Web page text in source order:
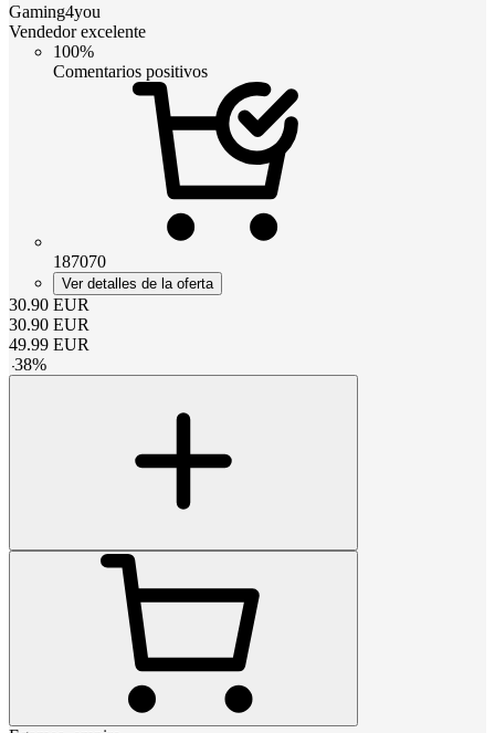
Gaming4you
Vendedor excelente
100%
Comentarios positivos
187070
Ver detalles de la oferta
30.90 EUR
30.90 EUR
49.99 EUR
-38%